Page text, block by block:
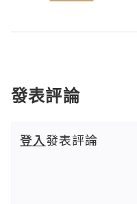
發表評論
登入發表評論